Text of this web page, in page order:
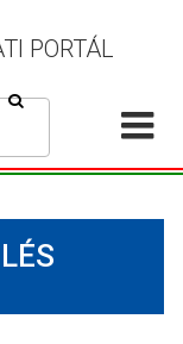
PORTÁL
Keresés
beállítások